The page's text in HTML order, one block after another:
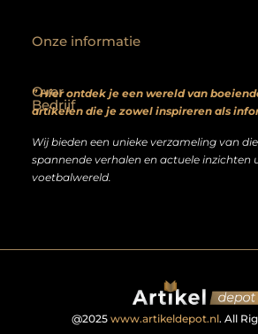
Over
Bedrijf
” Hier ontdek je een wereld van
artikelen die je zowel inspireren als
Wij bieden een unieke verzameling van
spannende verhalen en actuele inzichten
voetbalwereld.
Onze informatie
@2025 www.artikeldepot.nl. All